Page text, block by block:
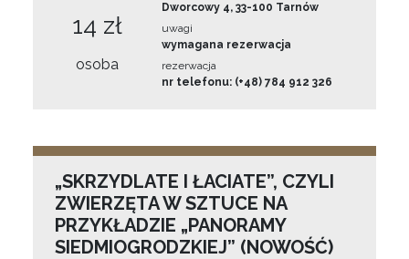
14 zł
osoba
Dworcowy 4, 33-100 Tarnów
uwagi
wymagana rezerwacja
rezerwacja
nr telefonu: (+48) 784 912 326
„SKRZYDLATE I ŁACIATE”, CZYLI
ZWIERZĘTA W SZTUCE NA
PRZYKŁADZIE „PANORAMY
SIEDMIOGRODZKIEJ” (NOWOŚĆ)